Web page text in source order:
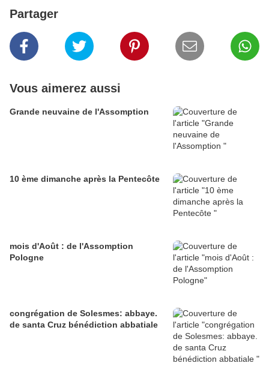
Partager
Vous aimerez aussi
Grande neuvaine de l'Assomption
10 ème dimanche après la Pentecôte
mois d'Août : de l'Assomption
Pologne
congrégation de Solesmes: abbaye.
de santa Cruz bénédiction abbatiale